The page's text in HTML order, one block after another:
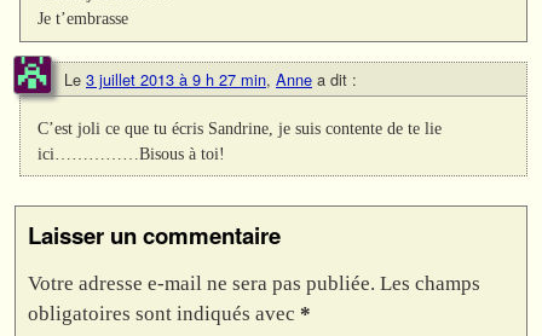
Je t’embrasse
Le 3 juillet 2013 à 9 h 27 min, Anne a dit :
C’est joli ce que tu écris Sandrine, je suis contente de te lie
ici……………Bisous à toi!
Laisser un commentaire
Votre adresse e-mail ne sera pas publiée. Les champs
obligatoires sont indiqués avec *